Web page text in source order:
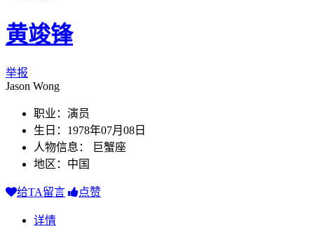
黄竣锋
举报
Jason Wong
职业：演员
生日：1978年07月08日
人物信息： 巨蟹座
地区：中国
给TA留言 点赞
详情